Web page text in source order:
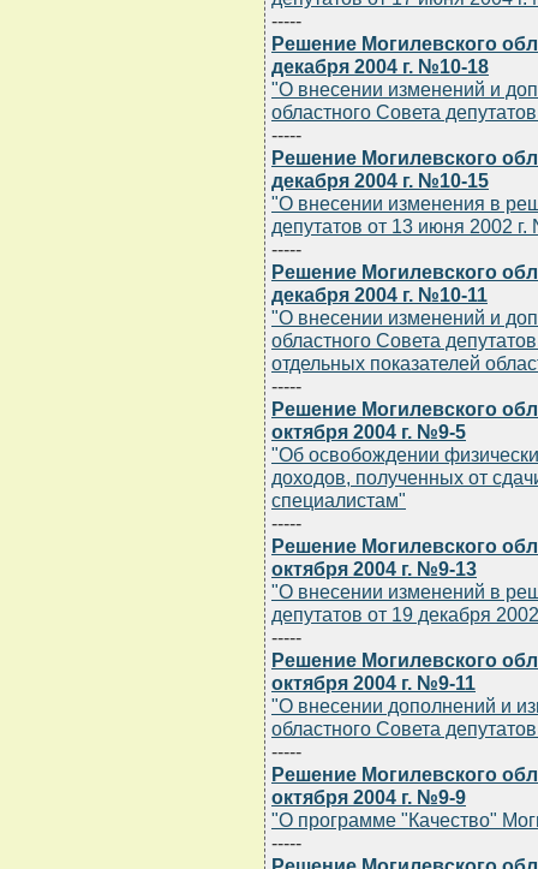
-----
Решение Могилевского
декабря 2004 г. №10-18
"О внесении изменений и
областного Совета
-----
Решение Могилевского
декабря 2004 г. №10-15
"О внесении изменения в
депутатов от 13 июня 2002 г.
-----
Решение Могилевского
декабря 2004 г. №10-11
"О внесении изменений и
областного Совета
отдельных показателей
-----
Решение Могилевского
октября 2004 г. №9-5
"Об освобождении
доходов, полученных от
специалистам"
-----
Решение Могилевского
октября 2004 г. №9-13
"О внесении изменений в
депутатов от 19 декабря
-----
Решение Могилевского
октября 2004 г. №9-11
"О внесении дополнений и
областного Совета
-----
Решение Могилевского
октября 2004 г. №9-9
"О программе "Качество"
-----